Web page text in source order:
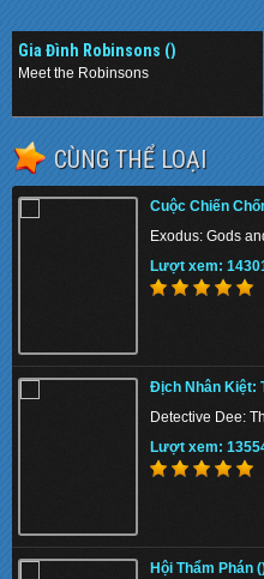
Gia Đình Robinsons ()
Meet the Robinsons
CÙNG THỂ LOẠI
Cuộc Chiến
Exodus: Gods
Lượt xem:
Địch Nhân Kiệt:
Detective Dee:
Lượt xem:
Hội Thẩm Phán